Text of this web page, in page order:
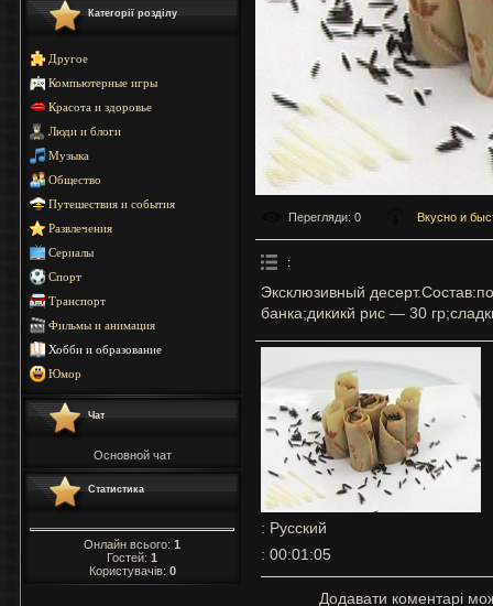
Категорії розділу
Другое
Компьютерные игры
Красота и здоровье
Люди и блоги
Музыка
Общество
Путешествия и события
Развлечения
Сериалы
Спорт
Транспорт
Фильмы и анимация
Хобби и образование
Юмор
Чат
Основной чат
Статистика
Онлайн всього: 1
Гостей: 1
Користувачів: 0
Перегляди: 0 Вкусно и
:
Эксклюзивный
банка;дикикй рис — 30
: Русский
: 00:01:05
Додавати коментарі